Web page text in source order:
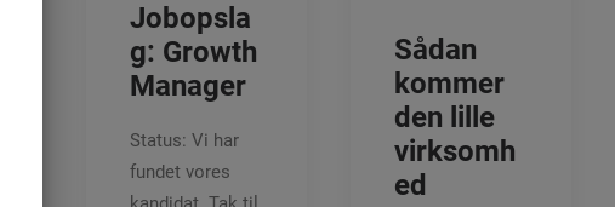
Jobopsla
g: Growth
Manager
Status: Vi har
fundet vores
Sådan
kommer
den lille
virksomh
ed